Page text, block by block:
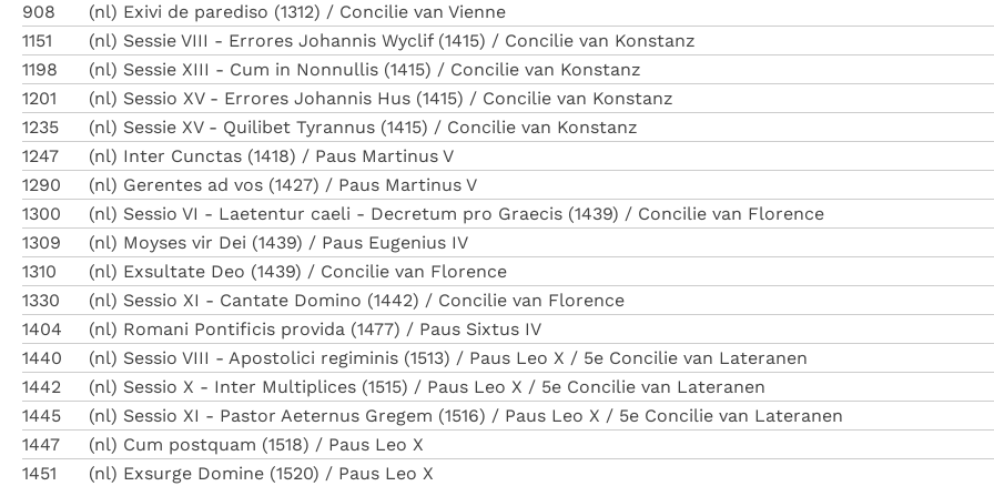
908
(nl) Exivi de parediso (1312) / Concilie van Vienne
1151
(nl) Sessie VIII - Errores Johannis Wyclif (1415) / Concilie van Konstanz
1198
(nl) Sessie XIII - Cum in Nonnullis (1415) / Concilie van Konstanz
1201
(nl) Sessio XV - Errores Johannis Hus (1415) / Concilie van Konstanz
1235
(nl) Sessie XV - Quilibet Tyrannus (1415) / Concilie van Konstanz
1247
(nl) Inter Cunctas (1418) / Paus Martinus V
1290
(nl) Gerentes ad vos (1427) / Paus Martinus V
1300
(nl) Sessio VI - Laetentur caeli - Decretum pro Graecis (1439) / Concilie van Florence
1309
(nl) Moyses vir Dei (1439) / Paus Eugenius IV
1310
(nl) Exsultate Deo (1439) / Concilie van Florence
1330
(nl) Sessio XI - Cantate Domino (1442) / Concilie van Florence
1404
(nl) Romani Pontificis provida (1477) / Paus Sixtus IV
1440
(nl) Sessio VIII - Apostolici regiminis (1513) / Paus Leo X / 5e Concilie van Lateranen
1442
(nl) Sessio X - Inter Multiplices (1515) / Paus Leo X / 5e Concilie van Lateranen
1445
(nl) Sessio XI - Pastor Aeternus Gregem (1516) / Paus Leo X / 5e Concilie van Lateranen
1447
(nl) Cum postquam (1518) / Paus Leo X
1451
(nl) Exsurge Domine (1520) / Paus Leo X